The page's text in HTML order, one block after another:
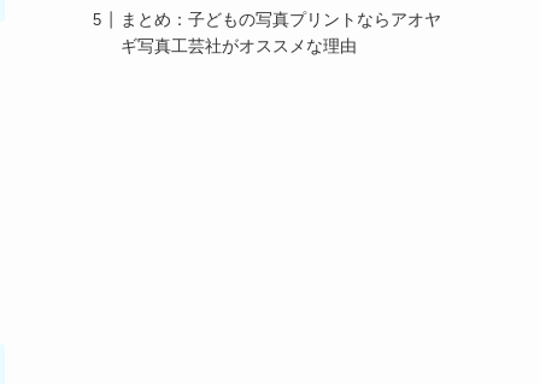
まとめ：子どもの写真プリントならアオヤ
ギ写真工芸社がオススメな理由